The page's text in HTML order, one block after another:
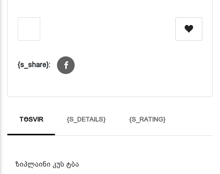
{s_share}:
TƏSVIR {S_DETAILS} {S_RATING}
ზიპლაინი კუს ტბა